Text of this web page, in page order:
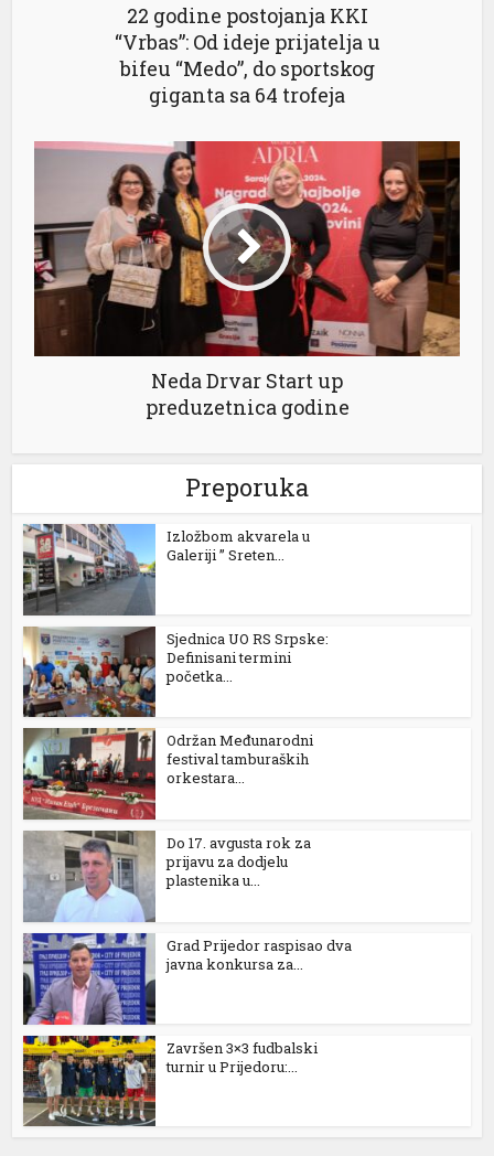
22 godine postojanja KKI
“Vrbas”: Od ideje prijatelja u
bifeu “Medo”, do sportskog
giganta sa 64 trofeja
Neda Drvar Start up
preduzetnica godine
Preporuka
Izložbom akvarela u
Galeriji ” Sreten...
Sjednica UO RS Srpske:
Definisani termini
početka...
Održan Međunarodni
festival tamburaških
orkestara...
Do 17. avgusta rok za
prijavu za dodjelu
plastenika u...
Grad Prijedor raspisao dva
javna konkursa za...
Završen 3×3 fudbalski
turnir u Prijedoru:...